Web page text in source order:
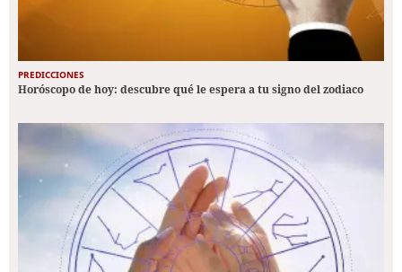
PREDICCIONES
Horóscopo de hoy: descubre qué le espera a tu signo del zodiaco